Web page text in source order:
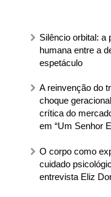
Silêncio orbital: a
humana entre a
espetáculo
A reinvenção do
choque
crítica do
em “Um Senhor
O corpo como
cuidado
entrevista Eliz